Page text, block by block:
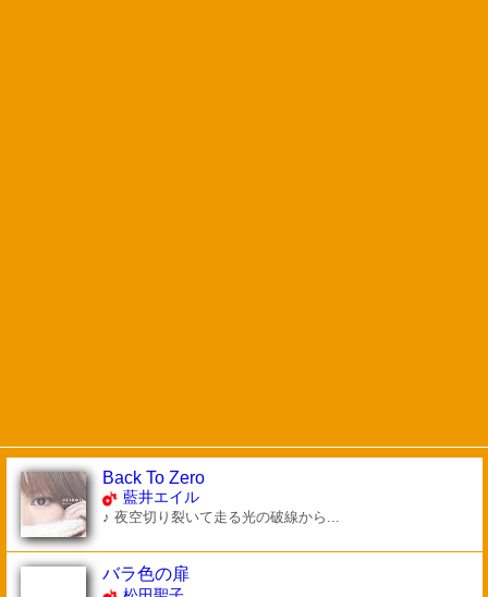
Back To Zero
藍井エイル
♪ 夜空切り裂いて走る光の破線から...
バラ色の扉